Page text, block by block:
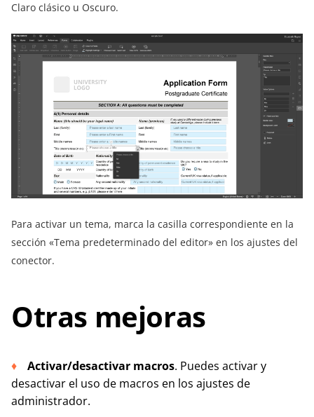
Claro clásico u Oscuro.
Para activar un tema, marca la casilla correspondiente en la
sección «Tema predeterminado del editor» en los ajustes del
conector.
Otras mejoras
Activar/desactivar macros. Puedes activar y
desactivar el uso de macros en los ajustes de
administrador.